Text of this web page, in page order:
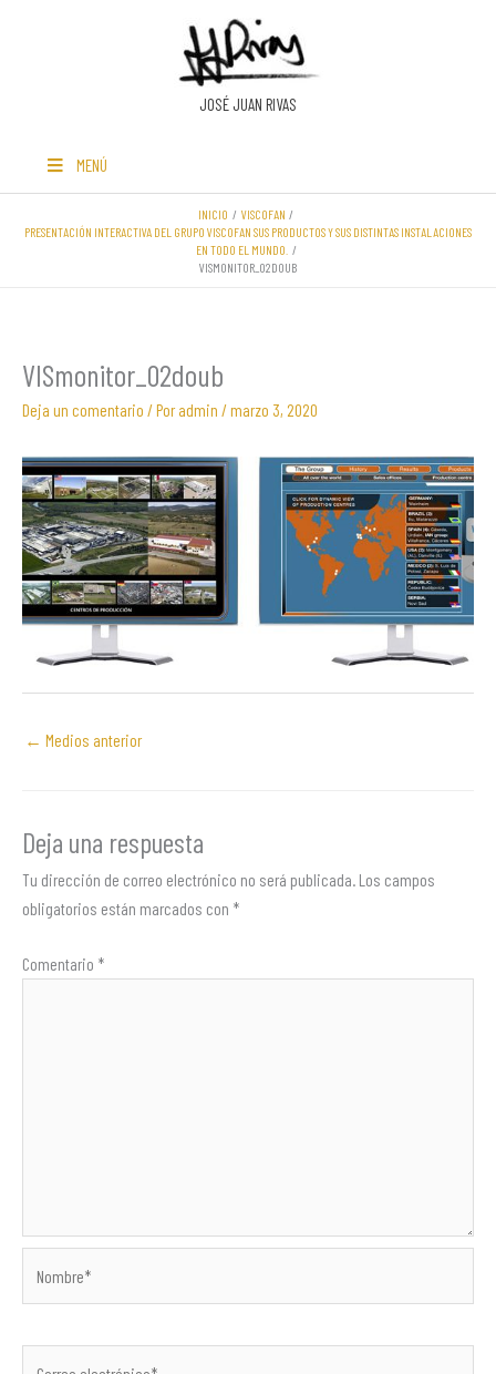
JOSÉ JUAN RIVAS
MENÚ
INICIO
VISCOFAN
PRESENTACIÓN INTERACTIVA DEL GRUPO VISCOFAN SUS PRODUCTOS Y SUS DISTINTAS INSTALACIONES
EN TODO EL MUNDO.
VISMONITOR_02DOUB
VISmonitor_02doub
Deja un comentario / Poradmin /marzo 3, 2020
← Medios anterior
Deja una respuesta
Tu dirección de correo electrónico no será publicada. Los campos
obligatorios están marcados con *
Comentario *